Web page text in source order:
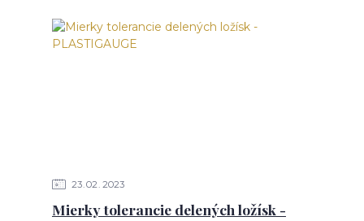
23 02 2023
Mierky tolerancie delených ložísk -